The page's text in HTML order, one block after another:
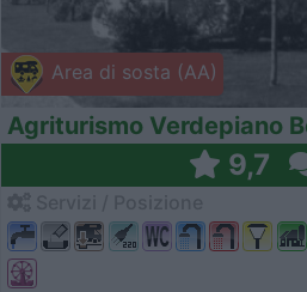
Area di sosta (AA)
Agriturismo Verdepiano
9,7